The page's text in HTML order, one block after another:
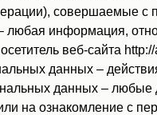
совершаемые
информация,
веб-сайта
данных –
данных –
на ознакомление с